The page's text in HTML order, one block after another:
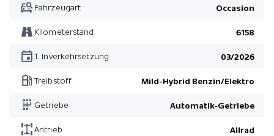
Fahrersitz elektrisch verstellbar mit Memory
Anhängevorrichtung
Burmester Surround-Soundsystem
Sidebag im Fond links und rechts
Pack Park mit 360°-Kamera
Fahrzeugart Occasion
Kilometerstand 6158
1. Inverkehrsetzung 03/2026
Treibstoff Mild-Hybrid Benzin/Elektro
Getriebe Automatik-Getriebe
Antrieb Allrad